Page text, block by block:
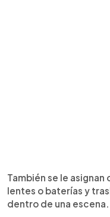
También se le
lentes o baterías y
dentro de una escena.